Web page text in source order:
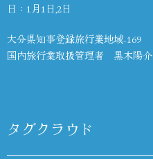
日：1月1日,2日
大分県知事登録旅行業地域-169
国内旅行業取扱管理者 黒木陽介
タグクラウド